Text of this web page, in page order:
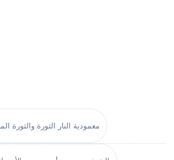
معمودية النار الثورة والثورة